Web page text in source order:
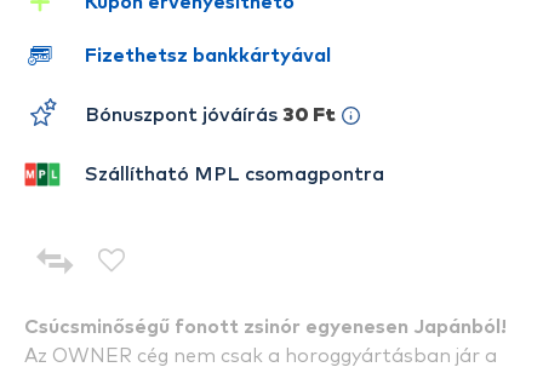
Csúcsminőségű fonott zsinór egyenesen Japánból!
Az OWNER cég nem csak a horoggyártásban jár a
Fizethetsz bankkártyával
Bónuszpont jóváírás 30 Ft
Szállítható MPL csomagpontra